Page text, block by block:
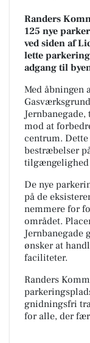
Randers
125 nye
ved siden af
lette
adgang til
Med åbningen
mod at
centrum.
bestræbelser
tilgængelighed
De nye
på de
nemmere for
området.
Jernbanegade
ønsker at
faciliteter.
Randers
gnidningsfri
for alle, der